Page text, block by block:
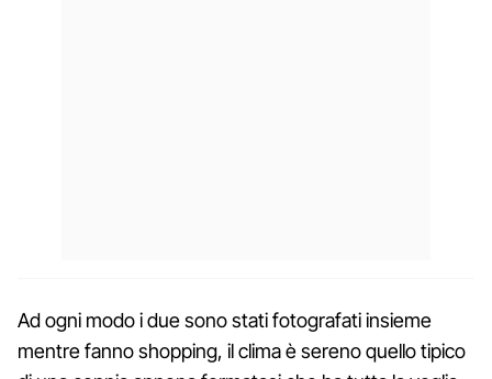
Ad ogni modo i due sono stati fotografati insieme
mentre fanno shopping, il clima è sereno quello tipico